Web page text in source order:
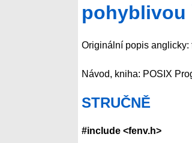
pohyblivou
Originální popis anglicky:
Návod, kniha: POSIX
STRUČNĚ
#include <fenv.h>